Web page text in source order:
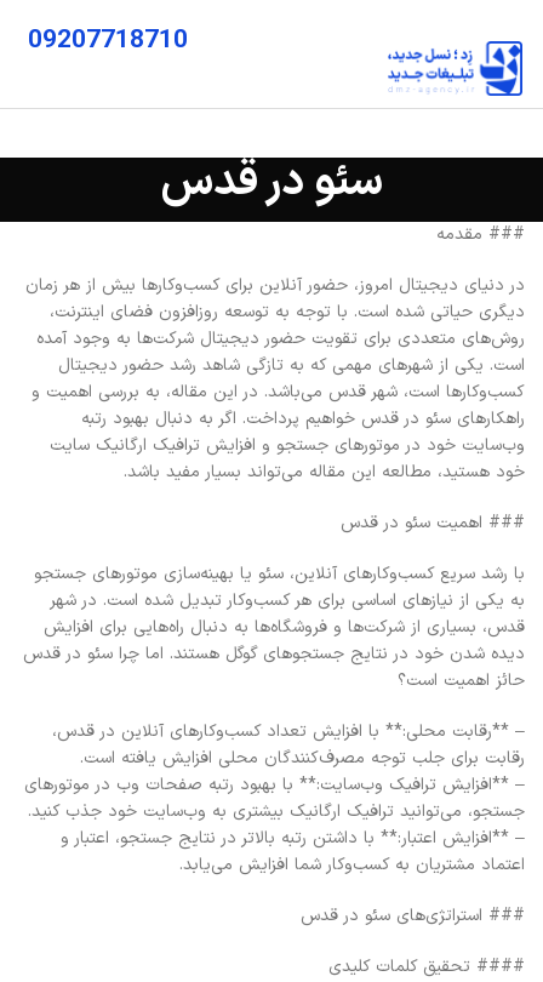
09207718710
سئو در قدس
### مقدمه
در دنیای دیجیتال امروز، حضور آنلاین برای کسب‌وکارها بیش از هر زمان
دیگری حیاتی شده است. با توجه به توسعه روزافزون فضای اینترنت،
روش‌های متعددی برای تقویت حضور دیجیتال شرکت‌ها به وجود آمده
است. یکی از شهرهای مهمی که به تازگی شاهد رشد حضور دیجیتال
کسب‌وکارها است، شهر قدس می‌باشد. در این مقاله، به بررسی اهمیت و
راهکارهای سئو در قدس خواهیم پرداخت. اگر به دنبال بهبود رتبه
وب‌سایت خود در موتورهای جستجو و افزایش ترافیک ارگانیک سایت
خود هستید، مطالعه این مقاله می‌تواند بسیار مفید باشد.
### اهمیت سئو در قدس
با رشد سریع کسب‌وکارهای آنلاین، سئو یا بهینه‌سازی موتورهای جستجو
به یکی از نیازهای اساسی برای هر کسب‌وکار تبدیل شده است. در شهر
قدس، بسیاری از شرکت‌ها و فروشگاه‌ها به دنبال راه‌هایی برای افزایش
دیده شدن خود در نتایج جستجوهای گوگل هستند. اما چرا سئو در قدس
حائز اهمیت است؟
– **رقابت محلی:** با افزایش تعداد کسب‌وکارهای آنلاین در قدس،
رقابت برای جلب توجه مصرف‌کنندگان محلی افزایش یافته است.
– **افزایش ترافیک وب‌سایت:** با بهبود رتبه صفحات وب در موتورهای
جستجو، می‌توانید ترافیک ارگانیک بیشتری به وب‌سایت خود جذب کنید.
– **افزایش اعتبار:** با داشتن رتبه بالاتر در نتایج جستجو، اعتبار و
اعتماد مشتریان به کسب‌وکار شما افزایش می‌یابد.
### استراتژی‌های سئو در قدس
#### تحقیق کلمات کلیدی